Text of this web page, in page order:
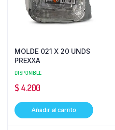
MOLDE 021 X 20 UNDS
PREXXA
DISPONIBLE
$ 4.200
Añadir al carrito